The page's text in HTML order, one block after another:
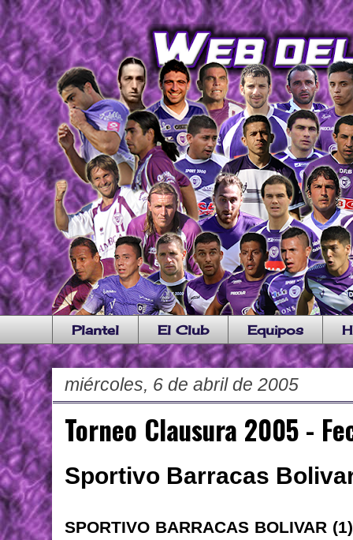
Plantel El Club Equipos
miércoles, 6 de abril de 2005
Torneo Clausura 2005 -
Sportivo Barracas
SPORTIVO BARRACAS BOLIVAR